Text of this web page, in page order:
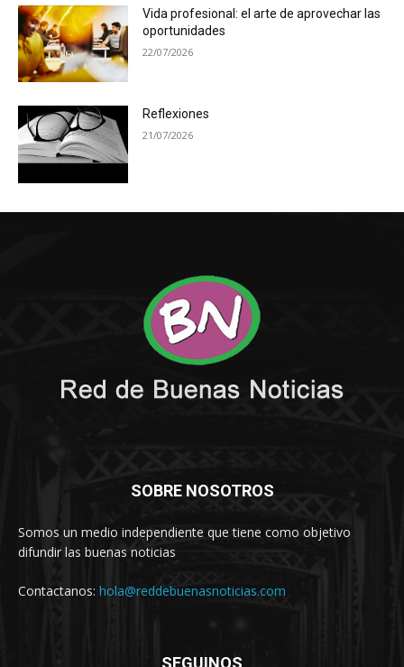
Vida profesional: el arte de aprovechar las
oportunidades
22/07/2026
Reflexiones
21/07/2026
SOBRE NOSOTROS
Somos un medio independiente que tiene como objetivo
difundir las buenas noticias
Contactanos: hola@reddebuenasnoticias.com
SEGUINOS